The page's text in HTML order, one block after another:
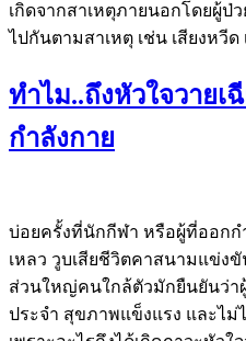
เกิดจากสาเหตุภายนอกโดยผู้ป่
ไปกันตามสาเหตุ เช่น เสียงหวีด
ทำไม..ถึงหัวใจวาย
กำลังกาย
บ่อยครั้งที่นักกีฬา หรือผู้ที่ออกก
เหลว วูบเสียชีวิตคาสนามแข่ง
ส่วนใหญ่คนใกล้ตัวมักยืนยันว่า
ประจำ สุขภาพแข็งแรง และไม่